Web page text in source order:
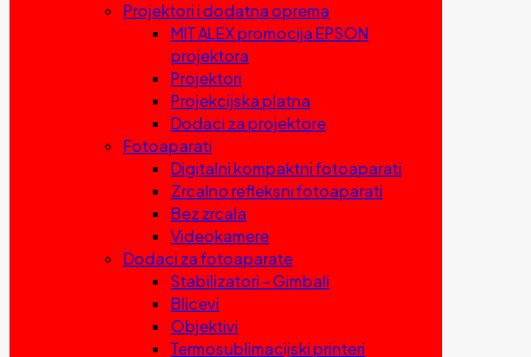
Projektori i dodatna oprema
MIT ALEX promocija EPSON
projektora
Projektori
Projekcijska platna
Dodaci za projektore
Fotoaparati
Digitalni kompaktni fotoaparati
Zrcalno refleksni fotoaparati
Bez zrcala
Videokamere
Dodaci za fotoaparate
Stabilizatori – Gimbali
Blicevi
Objektivi
Termosublimacijski printeri